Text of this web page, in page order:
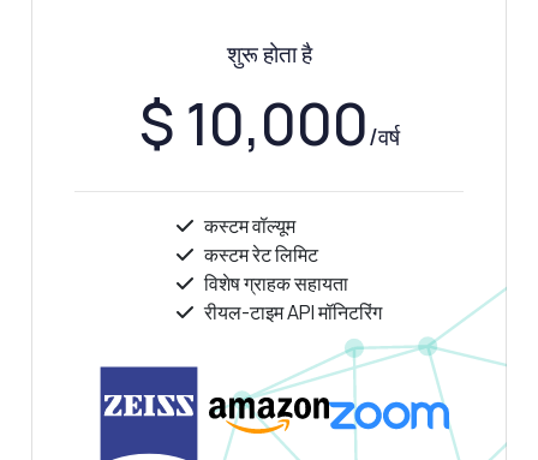
शुरू होता है
$ 10,000/वर्ष
कस्टम वॉल्यूम
कस्टम रेट लिमिट
विशेष ग्राहक सहायता
रीयल-टाइम API मॉनिटरिंग